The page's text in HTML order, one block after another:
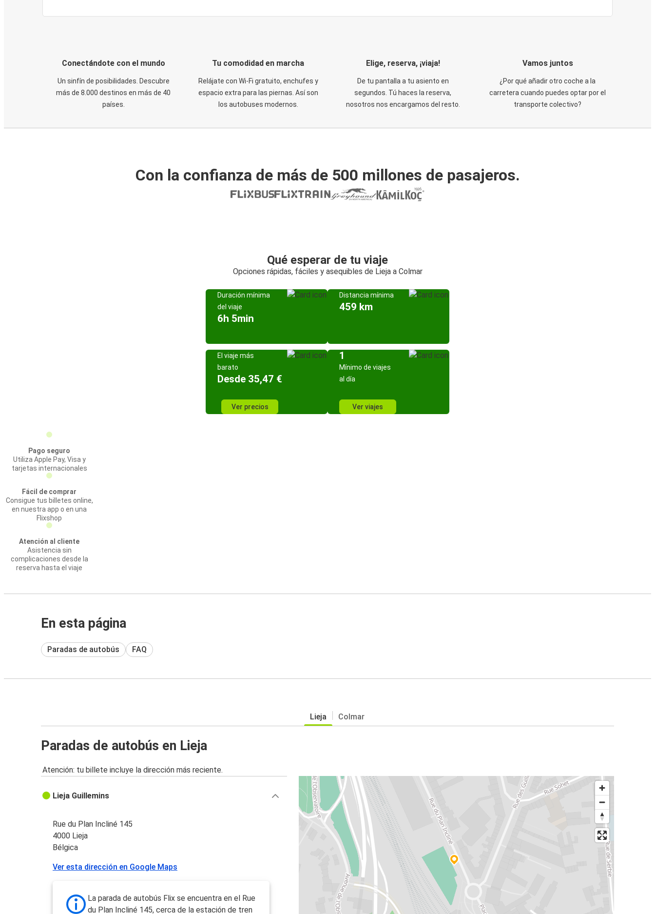
Conectándote con el mundo
Un sinfín de posibilidades. Descubre
más de 8.000 destinos en más de 40
países.
Tu comodidad en marcha
Relájate con Wi-Fi gratuito, enchufes y
espacio extra para las piernas. Así son
los autobuses modernos.
Elige, reserva, ¡viaja!
De tu pantalla a tu asiento en
segundos. Tú haces la reserva,
nosotros nos encargamos del resto.
Vamos juntos
¿Por qué añadir otro coche a la
carretera cuando puedes optar por el
transporte colectivo?
Con la confianza de más de 500 millones de pasajeros.
Qué esperar de tu viaje
Opciones rápidas, fáciles y asequibles de Lieja a Colmar
Duración mínima
del viaje
6h 5min
Distancia mínima
459 km
El viaje más
barato
Desde 35,47 €
Ver precios
1
Mínimo de viajes
al día
Ver viajes
Pago seguro
Utiliza Apple Pay, Visa y
tarjetas internacionales
Fácil de comprar
Consigue tus billetes online,
en nuestra app o en una
Flixshop
Atención al cliente
Asistencia sin
complicaciones desde la
reserva hasta el viaje
En esta página
Paradas de autobús FAQ
Lieja Colmar
Paradas de autobús en Lieja
Atención: tu billete incluye la dirección más reciente.
Lieja Guillemins
Rue du Plan Incliné 145
4000 Lieja
Bélgica
Ver esta dirección en Google Maps
La parada de autobús Flix se encuentra en el Rue
du Plan Incliné 145, cerca de la estación de tren